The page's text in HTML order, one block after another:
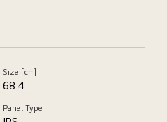
Size [cm]
68.4
Panel Type